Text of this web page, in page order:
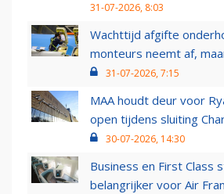
31-07-2026, 8:03
Wachttijd afgifte
monteurs neemt af,
31-07-2026, 7:15
MAA houdt deur voor
open tijdens sluiting
30-07-2026, 14:30
Business en First Class
belangrijker voor Air